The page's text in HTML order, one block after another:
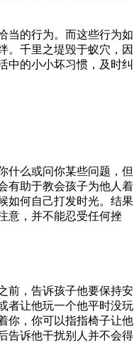
当的行为。而这些行为如
。千里之堤毁于蚁穴，因
中的小小坏习惯，及时纠
什么或问你某些问题，但
有助于教会孩子为他人着
如何自己打发时光。结果
意，并不能忍受任何挫
前，告诉孩子他要保持安
者让他玩一个他平时没玩
你，你可以指指椅子让他
告诉他干扰别人并不会得